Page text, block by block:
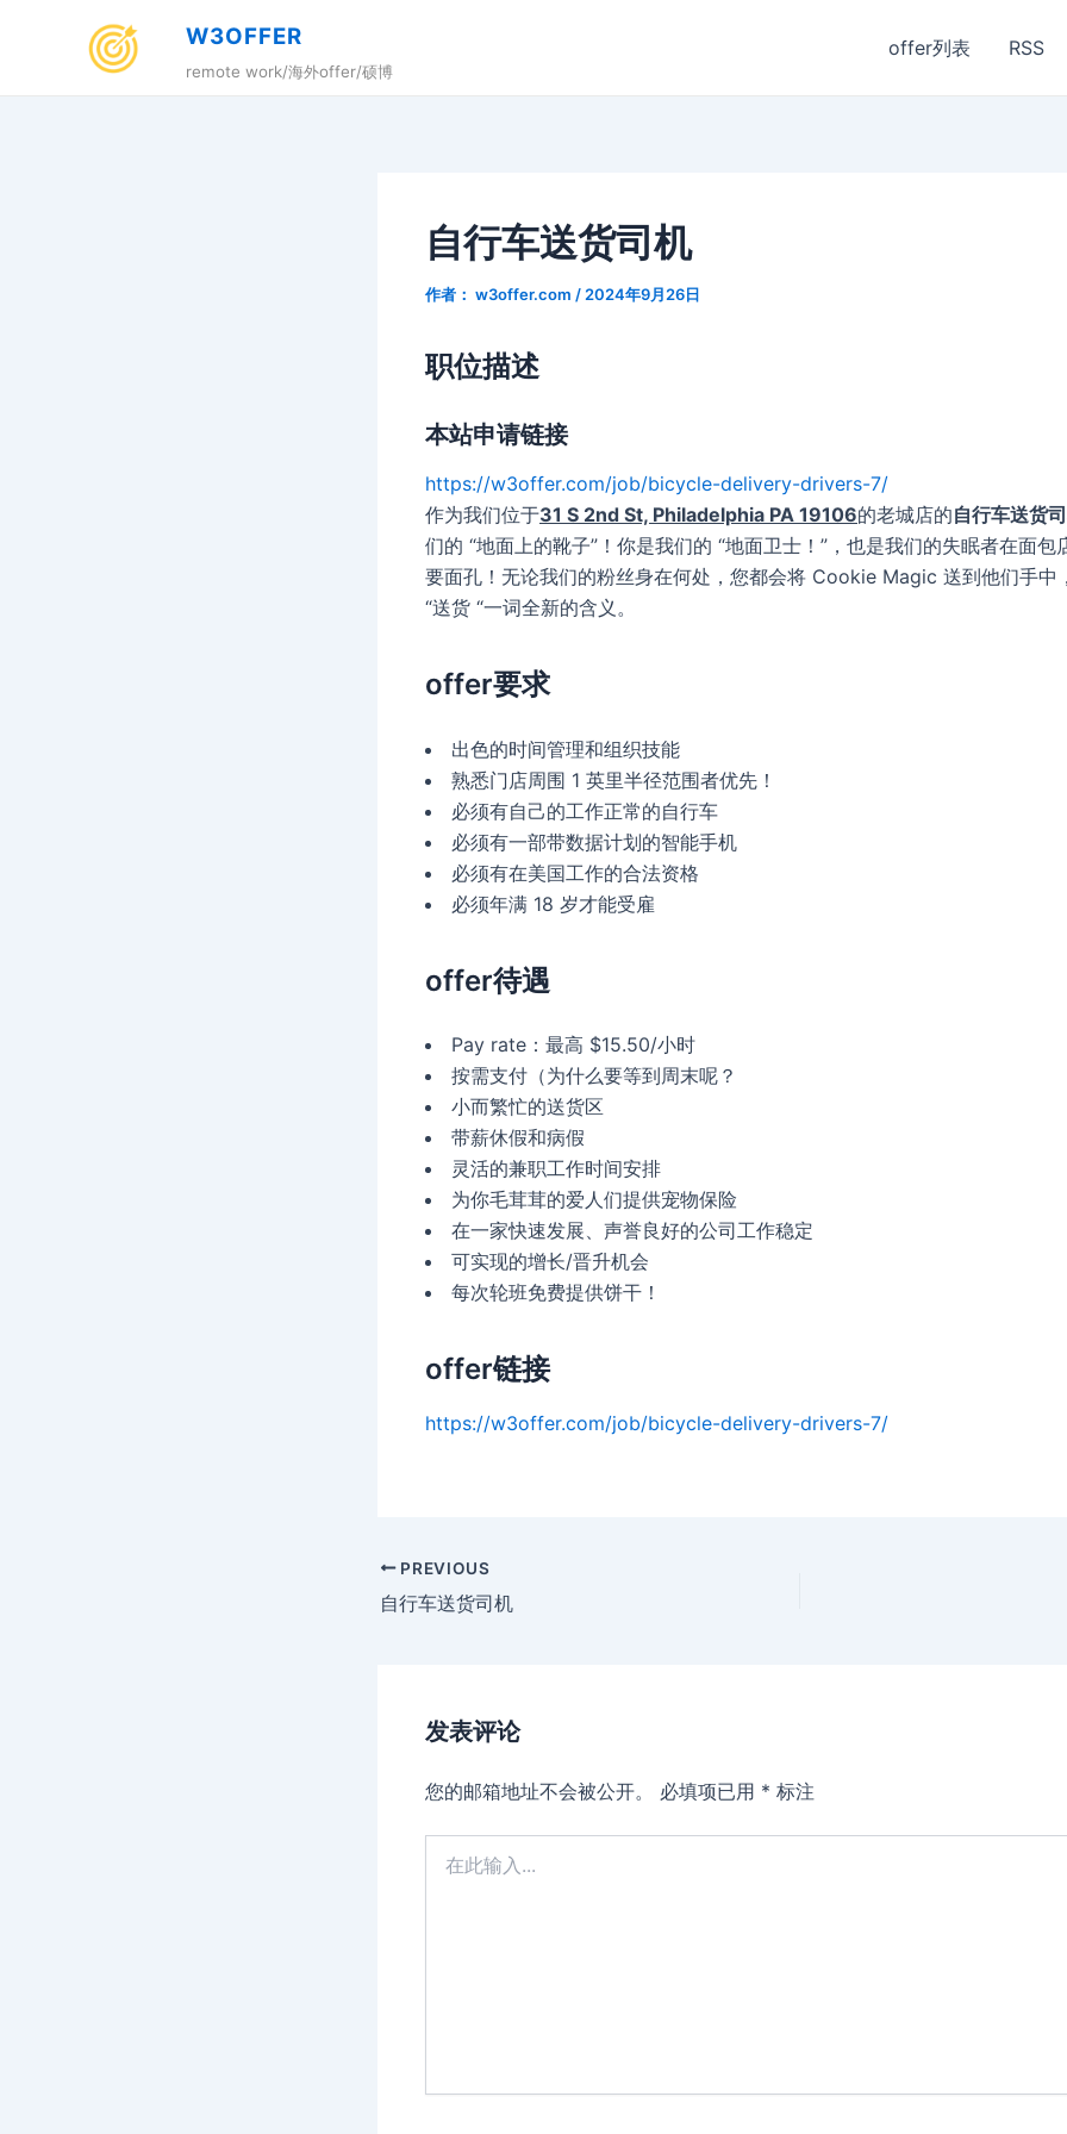
W3OFFER
remote work/海外offer/硕博
offer列表 RSS
自行车送货司机
作者： w3offer.com / 2024年9月26日
职位描述
本站申请链接
https://w3offer.com/job/bicycle-delivery-drivers-7/
作为我们位于31 S 2nd St, Philadelphia PA 19106的老城店的自行车送货
们的 “地面上的靴子”！你是我们的 “地面卫士！”，也是我们的失眠者在面包
要面孔！无论我们的粉丝身在何处，您都会将 Cookie Magic 送到他们手中
“送货 “一词全新的含义。
offer要求
出色的时间管理和组织技能
熟悉门店周围 1 英里半径范围者优先！
必须有自己的工作正常的自行车
必须有一部带数据计划的智能手机
必须有在美国工作的合法资格
必须年满 18 岁才能受雇
offer待遇
Pay rate：最高 $15.50/小时
按需支付（为什么要等到周末呢？
小而繁忙的送货区
带薪休假和病假
灵活的兼职工作时间安排
为你毛茸茸的爱人们提供宠物保险
在一家快速发展、声誉良好的公司工作稳定
可实现的增长/晋升机会
每次轮班免费提供饼干！
offer链接
https://w3offer.com/job/bicycle-delivery-drivers-7/
Post
navigation
PREVIOUS
自行车送货司机
发表评论
您的邮箱地址不会被公开。 必填项已用 * 标注